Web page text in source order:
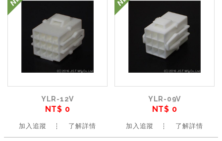
YLR-12V
NT$ 0
加入追蹤 了解詳情
YLR-09V
NT$ 0
加入追蹤 了解詳情